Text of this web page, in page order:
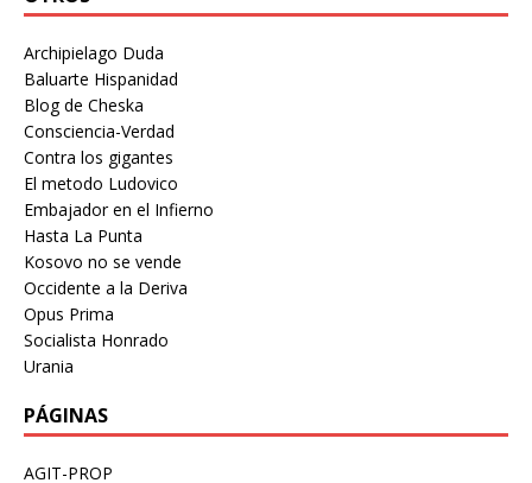
Archipielago Duda
Baluarte Hispanidad
Blog de Cheska
Consciencia-Verdad
Contra los gigantes
El metodo Ludovico
Embajador en el Infierno
Hasta La Punta
Kosovo no se vende
Occidente a la Deriva
Opus Prima
Socialista Honrado
Urania
PÁGINAS
AGIT-PROP